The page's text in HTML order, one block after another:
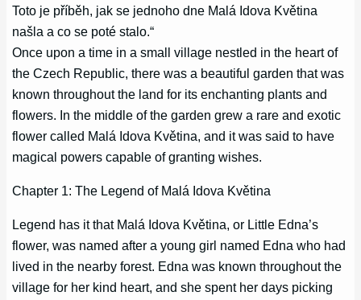
Toto je příběh, jak se jednoho dne Malá Idova Květina
našla a co se poté stalo.“
Once upon a time in a small village nestled in the heart of
the Czech Republic, there was a beautiful garden that was
known throughout the land for its enchanting plants and
flowers. In the middle of the garden grew a rare and exotic
flower called Malá Idova Květina, and it was said to have
magical powers capable of granting wishes.
Chapter 1: The Legend of Malá Idova Květina
Legend has it that Malá Idova Květina, or Little Edna’s
flower, was named after a young girl named Edna who had
lived in the nearby forest. Edna was known throughout the
village for her kind heart, and she spent her days picking